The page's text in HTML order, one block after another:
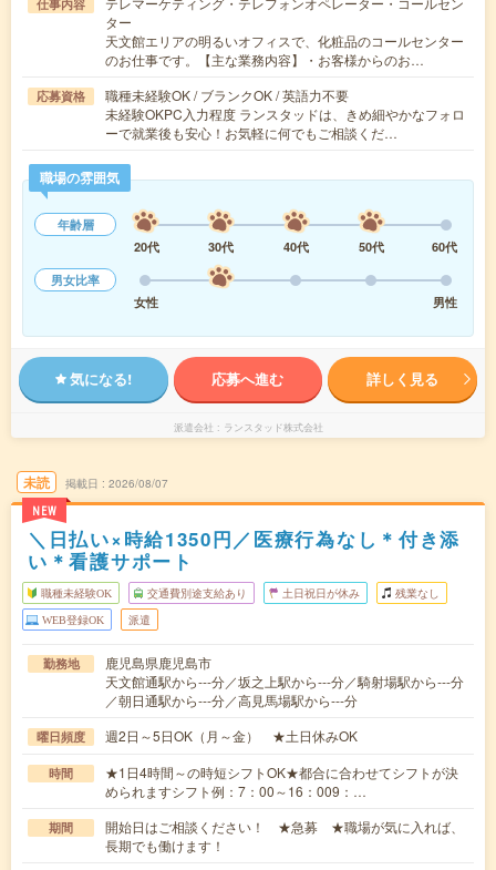
仕事内容
ター
天文館エリアの明るいオフィスで、化粧品のコールセンター
のお仕事です。【主な業務内容】・お客様からのお…
応募資格
職種未経験OK / ブランクOK / 英語力不要
未経験OKPC入力程度 ランスタッドは、きめ細やかなフォロ
ーで就業後も安心！お気軽に何でもご相談くだ…
職場の雰囲気
年齢層
20代
30代 40代 50代
60代
男女比率
女性
男性
気になる! 応募へ進む 詳しく見る
派遣会社 ランスタッド株式会社
未読
NEW
掲載日 2026/08/07
＼日払い×時給1350円／医療行為なし＊付き添
い＊看護サポート
職種未経験OK 交通費別途支給あり 土日祝日が休み 残業なし
WEB登録OK 派遣
勤務地
鹿児島県鹿児島市
天文館通駅から---分／坂之上駅から---分／騎射場駅から---分
／朝日通駅から---分／高見馬場駅から---分
曜日頻度 週2日～5日OK（月～金） ★土日休みOK
時間
★1日4時間～の時短シフトOK★都合に合わせてシフトが決
められますシフト例：7：00～16：009：…
期間
開始日はご相談ください！ ★急募 ★職場が気に入れば、
長期でも働けます！